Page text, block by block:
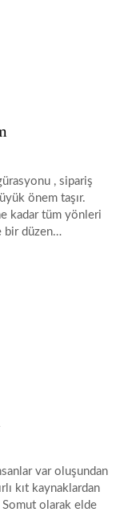
, sipariş
önem taşır.
kadar tüm yönleri
bir düzen…
var oluşundan
kıt kaynaklardan
Somut olarak elde